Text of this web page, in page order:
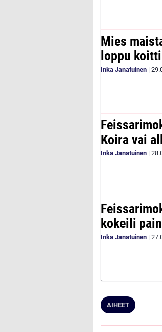
Mies
loppu koitti
Inka Janatuinen |
Koira vai
Inka Janatuinen |
kokeili
Inka Janatuinen |
AIHEET